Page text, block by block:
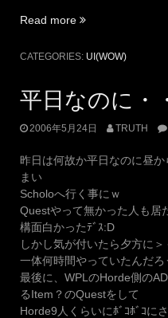
Read more “UI
CATEGORIES: UI(WOW)
平日なのに・
2006年5月24日 TRUTH
昨日は何故か平日なのに昼
まい
Scholoへ行く事にｗ
Questやって無かった人も居
構面白かったﾃﾞｽ:D
しかし気が付いたら夕方に＞
一体何時間やっていたんだろ
最後に、WPLのHorde側の
るItem？のQuestをして
Horde9人くらいにﾎﾞｺﾎﾞｺに